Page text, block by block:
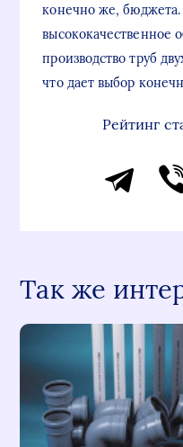
конечно же,
высококачественное
производство труб
что дает выбор
Рейтинг
Так же